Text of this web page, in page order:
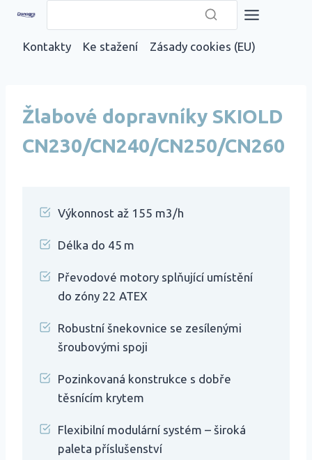
Přeskočit
obsahKontakty Ke stažení Zásady cookies (EU)
Žlabové dopravníky SKIOLD
CN230/CN240/CN250/CN260
Výkonnost až 155 m3/h
Délka do 45 m
Převodové motory splňující umístění
do zóny 22 ATEX
Robustní šnekovnice se zesílenými
šroubovými spoji
Pozinkovaná konstrukce s dobře
těsnícím krytem
Flexibilní modulární systém – široká
paleta příslušenství